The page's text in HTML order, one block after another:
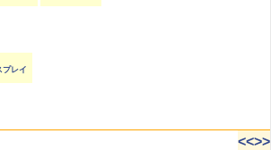
プレイ
<<>>